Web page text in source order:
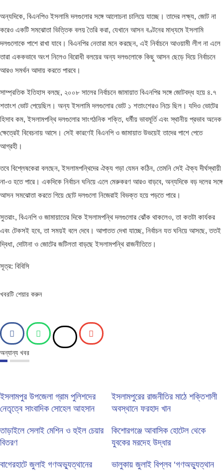
অন্যদিকে, বিএনপিও ইসলামি দলগুলোর সঙ্গে আলোচনা চালিয়ে যাচ্ছে। তাদের লক্ষ্য, জোট না
করেও একটি সমঝোতা ভিত্তিক বলয় তৈরি করা, যেখানে আসন বণ্টনের মাধ্যমে ইসলামি
দলগুলোকে পাশে রাখা যাবে। বিএনপির নেতারা মনে করছেন, এই নির্বাচনে আওয়ামী লীগ না এলে
তারা এককভাবে অংশ নিলেও বিরোধী বলয়ের অন্য দলগুলোকে কিছু আসন ছেড়ে দিয়ে নির্বাচনে
আরও সমর্থন আদায় করতে পারবে।
সাম্প্রতিক ইতিহাস বলছে, ২০০৮ সালের নির্বাচনে জামায়াত বিএনপির সঙ্গে জোটবদ্ধ হয়ে ৪.৭
শতাংশ ভোট পেয়েছিল। অন্য ইসলামি দলগুলোর ভোট ১ শতাংশেরও নিচে ছিল। যদিও ভোটের
হিসাব কম, ইসলামপন্থি দলগুলোর সাংগঠনিক শক্তি, ধর্মীয় ভাবমূর্তি এবং স্থানীয় প্রভাব অনেক
ক্ষেত্রেই বিবেচনায় আসে। সেই কারণেই বিএনপি ও জামায়াত উভয়েই তাদের পাশে পেতে
আগ্রহী।
তবে বিশ্লেষকেরা বলছেন, ইসলামপন্থিদের ঐক্য গড়া যেমন কঠিন, তেমনি সেই ঐক্য দীর্ঘস্থায়ী
না-ও হতে পারে। একদিকে নির্বাচন ঘনিয়ে এলে মেরুকরণ আরও বাড়বে, অন্যদিকে বড় দলের সঙ্গে
আসন সমঝোতা করতে গিয়ে ছোট দলগুলো নিজেরাই বিভক্ত হয়ে পড়তে পারে।
সুতরাং, বিএনপি ও জামায়াতের দিকে ইসলামপন্থি দলগুলোর ঝোঁক থাকলেও, তা কতটা কার্যকর
এবং টেকসই হবে, তা সময়ই বলে দেবে। আপাতত দেখা যাচ্ছে, নির্বাচন যত ঘনিয়ে আসছে, ততই
দ্বিধা, দোটানা ও জোটের জটিলতা বাড়ছে ইসলামপন্থি রাজনীতিতে।
সূত্র: বিবিসি
খবরটি শেয়ার করুন
অন্যান্য খবর
ইসলামপুর উপজেলা গ্রাম পুলিশদের
নেতৃত্বে সাংবাদিক সোহেল আহসান
ইসলামপুরের রাজনীতির মাঠে শক্তিশালী
অবস্থানে ফরহাদ খান
তাড়াইলে সেলাই মেশিন ও হুইল চেয়ার
বিতরণ
কিশোরগঞ্জে আবাসিক হোটেল থেকে
যুবকের মরদেহ উদ্ধার
বাগেরহাটে জুলাই গণঅভ্যুত্থানের
ভালুকায় জুলাই বিপ্লব ‘গণঅভ্যুত্থান